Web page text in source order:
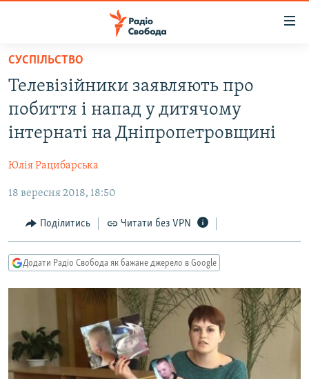
Перейти
основного
матеріалу
Перейти
до
основної
Перейти
пошуку
ВСЕ ЗА ДОБУ
ЕКОНОМІКА
СУСПІЛЬСТВО
КУЛЬТУРА
УКРАЇНА
РОСІЙСЬКА «ФІЛЬТРАЦІЯ»
ДОНБАС.РЕАЛІЇ
КРИМ.РЕАЛІЇ
СХЕМИ
КИТАЙ.ВИКЛИКИ
МУЛЬТИМЕДІА
ФОТО
СПЕЦПРОЄКТИ
СУСПІЛЬСТВО
​Телевізійники заявляють про
побиття і напад у дитячому
інтернаті на Дніпропетровщині
Юлія Рацибарська
18 вересня 2018, 18:50
Поділитись Читати без VPN
Додати Радіо Свобода як бажане джерело в Google